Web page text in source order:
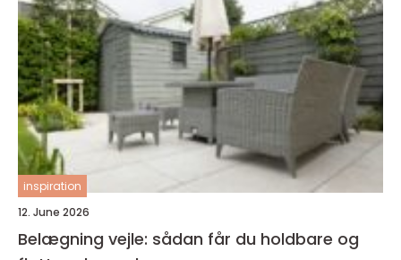
inspiration
12. June 2026
Belægning vejle: sådan får du holdbare og